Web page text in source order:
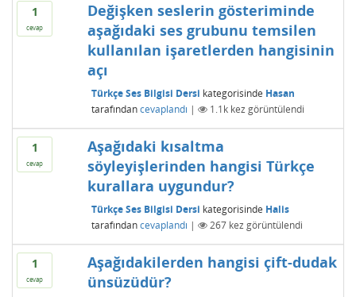
1
cevap
Değişken seslerin gösteriminde
aşağıdaki ses grubunu temsilen
kullanılan işaretlerden hangisinin
açı
Türkçe Ses Bilgisi Dersi kategorisinde Hasan
tarafından cevaplandı | 1.1kkez görüntülendi
1
cevap
Aşağıdaki kısaltma
söyleyişlerinden hangisi Türkçe
kurallara uygundur?
Türkçe Ses Bilgisi Dersi kategorisinde Halis
tarafından cevaplandı | 267kez görüntülendi
1
cevap
Aşağıdakilerden hangisi çift-dudak
ünsüzüdür?